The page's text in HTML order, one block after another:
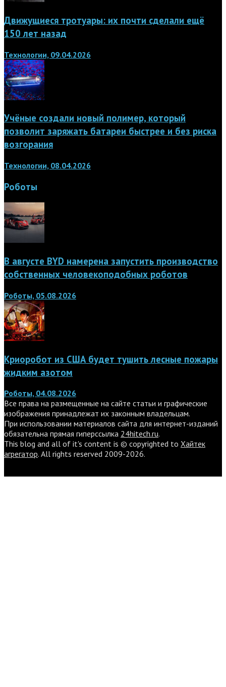
Движущиеся тротуары: их почти сделали ещё
150 лет назад
Технологии, 09.04.2026
Учёные создали новый полимер, который
позволит заряжать батареи быстрее и без риска
возгорания
Технологии, 08.04.2026
Роботы
В августе BYD намерена запустить производство
собственных человекоподобных роботов
Роботы, 05.08.2026
Криоробот из США будет тушить лесные пожары
жидким азотом
Роботы, 04.08.2026
Все права на размещенные на сайте статьи и графические
изображения принадлежат их законным владельцам.
При использовании материалов сайта для интернет-изданий
обязательна прямая гиперссылка 24hitech.ru.
This blog and all of it's content is © copyrighted to Хайтек
агрегатор. All rights reserved 2009-2026.